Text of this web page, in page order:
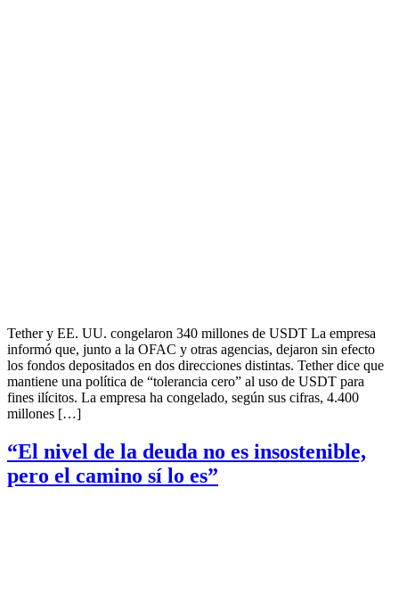
Tether y EE. UU. congelaron 340 millones de USDT La empresa
informó que, junto a la OFAC y otras agencias, dejaron sin efecto
los fondos depositados en dos direcciones distintas. Tether dice que
mantiene una política de “tolerancia cero” al uso de USDT para
fines ilícitos. La empresa ha congelado, según sus cifras, 4.400
millones […]
“El nivel de la deuda no es insostenible,
pero el camino sí lo es”